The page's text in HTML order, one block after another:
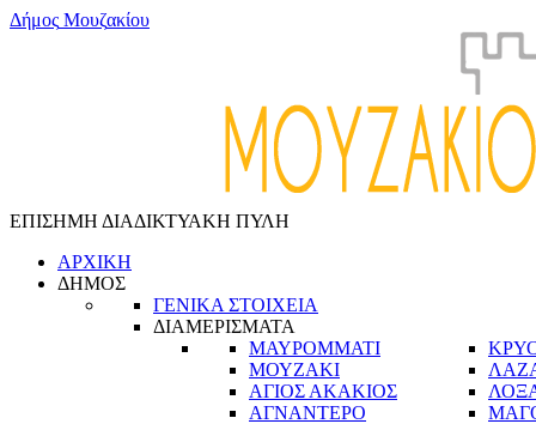
Δήμος Μουζακίου
ΕΠΙΣΗΜΗ ΔΙΑΔΙΚΤΥΑΚΗ ΠΥΛΗ
ΑΡΧΙΚΗ
ΔΗΜΟΣ
ΓΕΝΙΚΑ ΣΤΟΙΧΕΙΑ
ΔΙΑΜΕΡΙΣΜΑΤΑ
ΜΑΥΡΟΜΜΑΤΙ
ΜΟΥΖΑΚΙ
ΑΓΙΟΣ ΑΚΑΚΙΟΣ
ΑΓΝΑΝΤΕΡΟ